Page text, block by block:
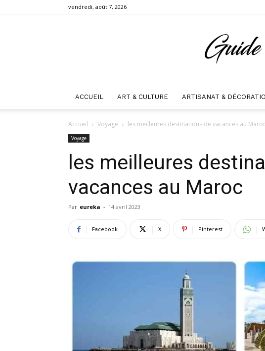
vendredi, août 7, 2026
ACCUEIL ART & CULTURE ARTISANAT &
Accueil Voyage les meilleures destinations de vacances au Maroc
Voyage
les meilleures
vacances au Maroc
Par eureka - 14 avril 2023
Facebook X Pinterest